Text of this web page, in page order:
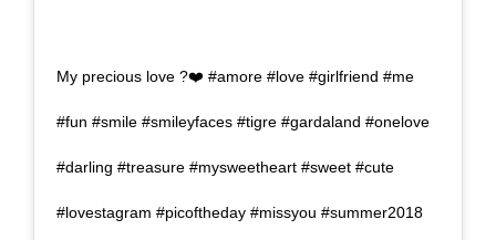
My precious love ?❤️ #amore #love #girlfriend #me
#fun #smile #smileyfaces #tigre #gardaland #onelove
#darling #treasure #mysweetheart #sweet #cute
#lovestagram #picoftheday #missyou #summer2018